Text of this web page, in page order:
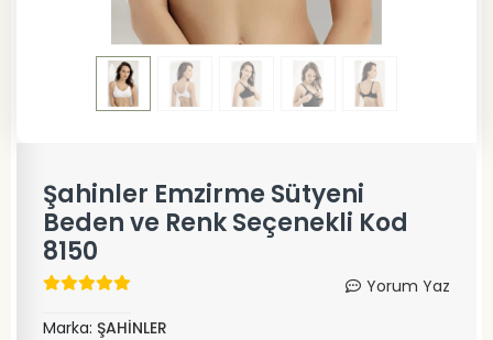
Şahinler Emzirme Sütyeni
Beden ve Renk Seçenekli Kod
8150
Yorum Yaz
Marka: ŞAHİNLER